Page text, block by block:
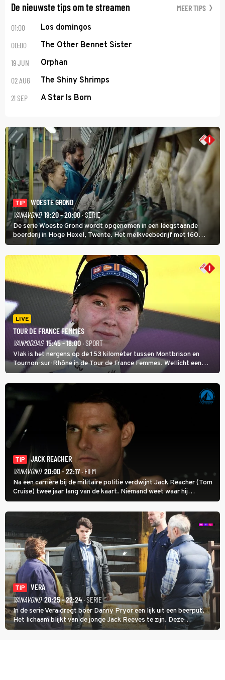
De nieuwste tips om te streamen MEER TIPS
01:00 Los domingos
00:00 The Other Bennet Sister
19 JUN Orphan
02 AUG The Shiny Shrimps
21 SEP A Star Is Born
TIP
WOESTE GROND
VANAVOND 19:20 - 20:00· SERIE
De serie Woeste Grond wordt opgenomen in een leegstaande
boerderij in Hoge Hexel, Twente. Het melkveebedrijf met 160
koeien moest sluiten, omdat het dicht bij een Natura 2000-gebied
ligt. In de serie heerst er een gevaarlijke veeziekte.
LIVE
TOUR DE FRANCE FEMMES
VANMIDDAG 15:45 - 18:00· SPORT
Vlak is het nergens op de 153 kilometer tussen Montbrison en
Tournon-sur-Rhône in de Tour de France Femmes. Wellicht een
kans voor Nienke Vinke, die vorig jaar de witte trui won.
TIP
JACK REACHER
VANAVOND 20:00 - 22:17· FILM
Na een carrière bij de militaire politie verdwijnt Jack Reacher (Tom
Cruise) twee jaar lang van de kaart. Niemand weet waar hij
uithangt, totdat moordverdachte James Barr naar hem vraagt.
TIP
VERA
VANAVOND 20:25 - 22:24· SERIE
In de serie Vera dregt boer Danny Pryor een lijk uit een beerput.
Het lichaam blijkt van de jonge Jack Reeves te zijn. Deze
homoseksuele woonwagenbewoner had gebroken met zijn familie